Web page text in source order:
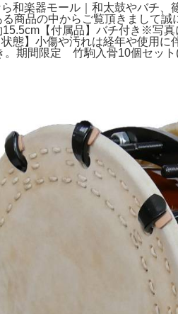
和楽器モール｜和太鼓やバチ、
商品の中からご覧頂きまして
【付属品】バチ付き※写真
態】小傷や汚れは経年や使用に
期間限定 竹駒入骨10個セッ